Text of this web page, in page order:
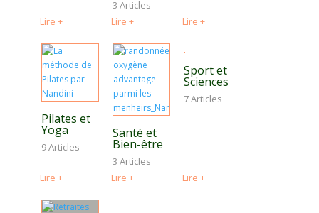
Lire +
3 Articles
Lire +
Lire +
Pilates et
Yoga
9 Articles
Lire +
Santé et
Bien-être
3 Articles
Lire +
Sport et
Sciences
7 Articles
Lire +